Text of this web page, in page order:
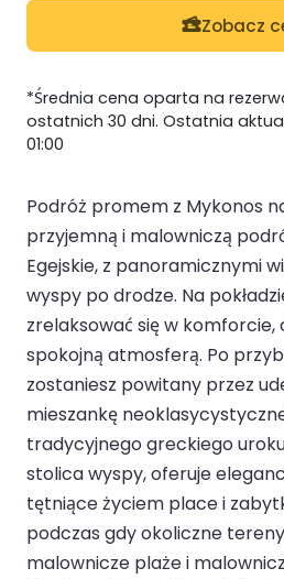
Zobacz
*Średnia cena oparta na
ostatnich 30 dni. Ostatnia
01:00
Podróż promem z Mykonos
przyjemną i malowniczą
Egejskie, z panoramicznymi
wyspy po drodze. Na
zrelaksować się w komforcie,
spokojną atmosferą. Po
zostaniesz powitany przez
mieszankę
tradycyjnego greckiego
stolica wyspy, oferuje
tętniące życiem place i
podczas gdy okoliczne
malownicze plaże i